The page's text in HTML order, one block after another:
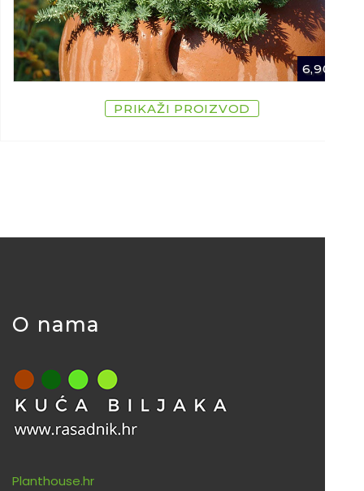
6,90
PRIKAŽI PROIZVOD
O nama
Planthouse.hr